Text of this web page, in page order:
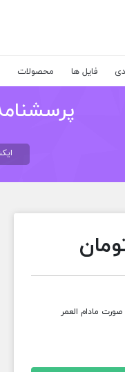
فایل ها محصولات
مادام العمر